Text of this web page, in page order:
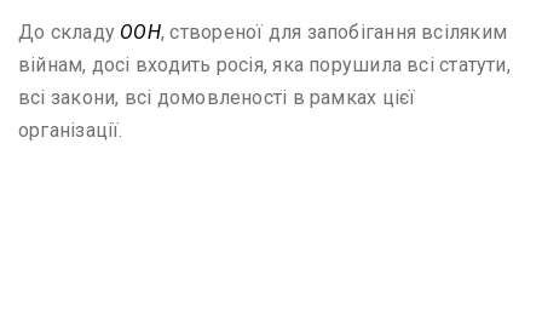
До складу ООН, створеної для запобігання всіляким
війнам, досі входить росія, яка порушила всі статути,
всі закони, всі домовленості в рамках цієї
організації.